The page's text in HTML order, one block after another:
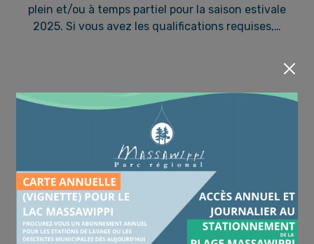
plein et/ou à temps partiel pour la saison estivale
2025. Si vous avez les qualifications requises,…
Retour aux nouvelles